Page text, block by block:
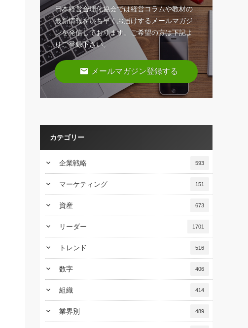
日本経営合理化協会では経営コラムや教材の
最新情報をいち早くお届けするメールマガジ
ンを発信しております。ご希望の方は下記よ
りご登録下さい。
email メールマガジン登録する
カテゴリー
keyboard_arrow_down 企業戦略 593
keyboard_arrow_down マーケティング 151
keyboard_arrow_down 資産 673
keyboard_arrow_down リーダー 1701
keyboard_arrow_down トレンド 516
keyboard_arrow_down 数字 406
keyboard_arrow_down 組織 414
keyboard_arrow_down 業界別 489